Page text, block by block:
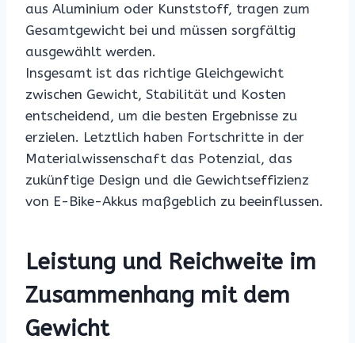
aus Aluminium oder Kunststoff, tragen zum
Gesamtgewicht bei und müssen sorgfältig
ausgewählt werden.
Insgesamt ist das richtige Gleichgewicht
zwischen Gewicht, Stabilität und Kosten
entscheidend, um die besten Ergebnisse zu
erzielen. Letztlich haben Fortschritte in der
Materialwissenschaft das Potenzial, das
zukünftige Design und die Gewichtseffizienz
von E-Bike-Akkus maßgeblich zu beeinflussen.
Leistung und Reichweite im
Zusammenhang mit dem
Gewicht